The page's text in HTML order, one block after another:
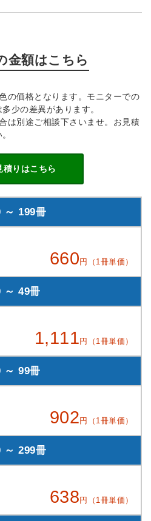
金額はこちら
の価格となります。モニターでの
少の差異があります。
は別途ご相談下さいませ。お見積
積りはこちら
～ 199冊
660 円（1冊単価）
～ 49冊
1,111 円（1冊単価）
～ 99冊
902 円（1冊単価）
～ 299冊
638 円（1冊単価）